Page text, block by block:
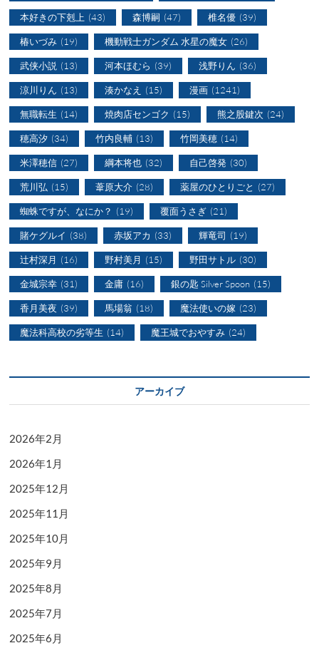
本好きの下剋上 (43) 森博嗣 (47) 椎名優 (39)
椿いづみ (19) 機動戦士ガンダム 水星の魔女 (26)
武侠小説 (13) 河本ほむら (39) 浅野りん (36)
涼川りん (13) 湊かなえ (15) 漫画 (1241)
無職転生 (14) 焼肉店センゴク (15) 熊之股鍵次 (24)
穂高汐 (34) 竹内良輔 (13) 竹岡美穂 (14)
米澤穂信 (27) 綱本将也 (32) 自己啓発 (30)
荒川弘 (15) 葦原大介 (28) 薬屋のひとりごと (27)
蜘蛛ですが、なにか？ (19) 覆面うさぎ (21)
賭ケグルイ (38) 赤坂アカ (33) 輝竜司 (19)
辻村深月 (16) 野村美月 (15) 野田サトル (30)
金城宗幸 (31) 金庸 (16) 銀の匙 Silver Spoon (15)
香月美夜 (39) 馬場翁 (18) 魔法使いの嫁 (23)
魔法科高校の劣等生 (14) 魔王城でおやすみ (24)
アーカイブ
2026年2月
2026年1月
2025年12月
2025年11月
2025年10月
2025年9月
2025年8月
2025年7月
2025年6月